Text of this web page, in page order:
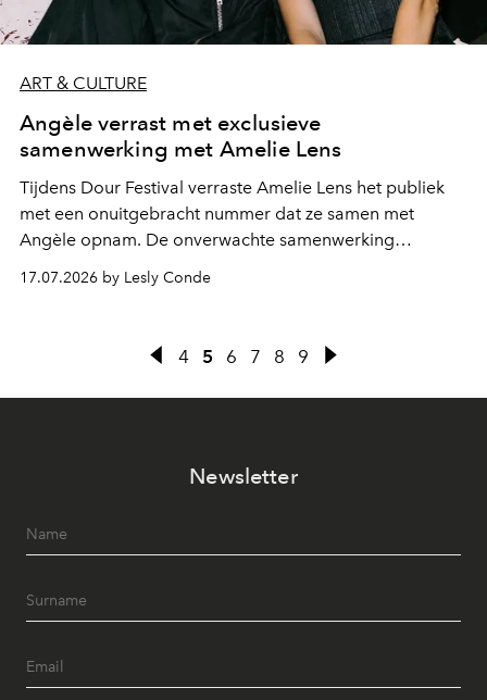
ART & CULTURE
Angèle verrast met exclusieve
samenwerking met Amelie Lens
Tijdens Dour Festival verraste Amelie Lens het publiek
met een onuitgebracht nummer dat ze samen met
Angèle opnam. De onverwachte samenwerking
bevestigt de elektronische koers die de Belgische
zangeres de voorbije maanden steeds nadrukkelijker
17.07.2026 by Lesly Conde
4 5 6 7 8 9
Newsletter